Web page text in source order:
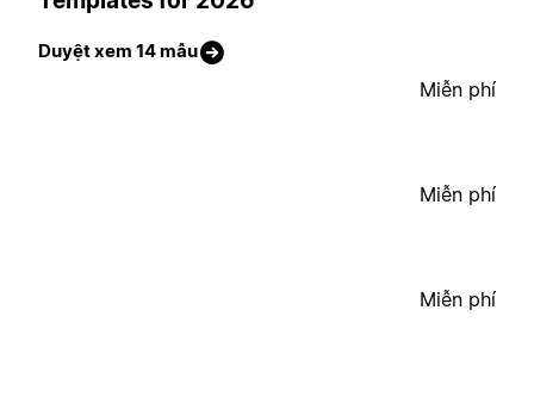
Duyệt xem 14 mẫu
Miễn phí
Miễn phí
Miễn phí